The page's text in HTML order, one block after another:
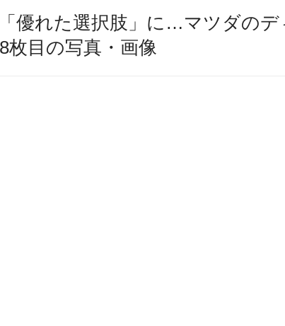
キーパーソンイ
ンタビュー
優れた選択肢」に…マツダのデ
枚目の写真・画像